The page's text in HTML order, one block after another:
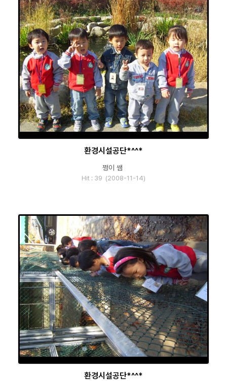
환경시설공단*^^*
쩡이 쌤
Hit : 39 (2008-11-14)
환경시설공단*^^*